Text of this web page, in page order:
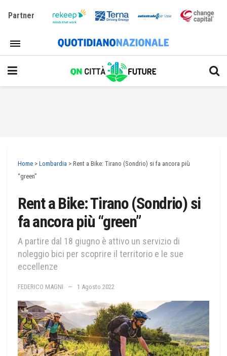
Partner
Home > Lombardia > Rent a Bike: Tirano (Sondrio) si fa ancora più
“green”
Rent a Bike: Tirano (Sondrio) si
fa ancora più “green”
A partire dal 18 giugno è attivo un servizio di
noleggio bici per scoprire il territorio e le sue
eccellenze
FEDERICO MAGNI 1 Agosto 2022